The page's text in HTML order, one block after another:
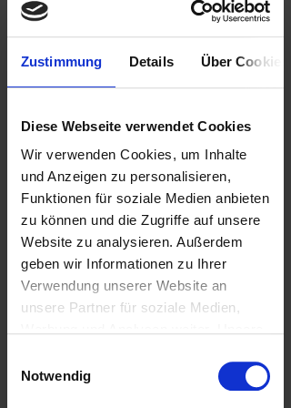
Zustimmung Details Über Cookies
Diese Webseite verwendet Cookies
Wir verwenden Cookies, um Inhalte
und Anzeigen zu personalisieren,
Funktionen für soziale Medien anbieten
zu können und die Zugriffe auf unsere
Website zu analysieren. Außerdem
geben wir Informationen zu Ihrer
Verwendung unserer Website an
unsere Partner für soziale Medien,
möglicherweise mit weiteren Daten
zusammen, die Sie ihnen bereitgestellt
Notwendig
müssen wir vom 02.11.2020-
30.11.2020 leider wieder schließen!
Danke für Euer Vertrauen, Eure
Unterstützung und Treue in den letzten
Monaten, in denen wir ergänzend zu
unserem üblichen hohen
Hygienestandard weitere COVID 19
Hygiene-Maßnahmen konsequent und
pflichtbewusst für Eure und unsere
Gesundheit umgesetzt haben.